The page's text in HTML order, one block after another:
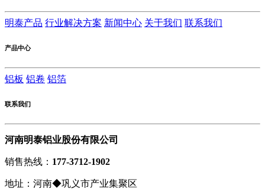
明泰产品 行业解决方案 新闻中心 关于我们 联系我们
产品中心
铝板 铝卷 铝箔
联系我们
河南明泰铝业股份有限公司
销售热线： 177-3712-1902
地址：河南◆巩义市产业集聚区